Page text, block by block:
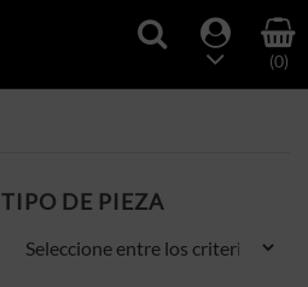
(0)
TIPO DE PIEZA